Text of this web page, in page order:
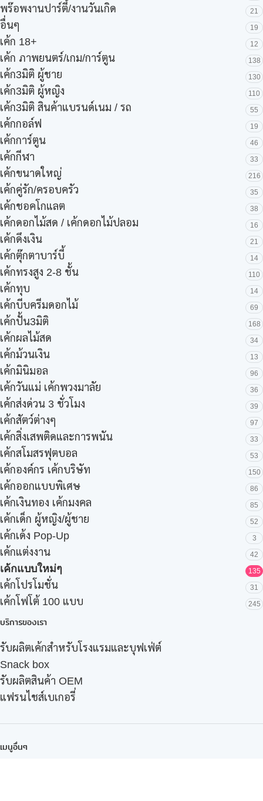
พร๊อพงานปาร์ตี้/งานวันเกิด 21
อื่นๆ 19
เค้ก 18+ 12
เค้ก ภาพยนตร์/เกม/การ์ตูน 138
เค้ก3มิติ ผู้ชาย 130
เค้ก3มิติ ผู้หญิง 110
เค้ก3มิติ สินค้าแบรนด์เนม / รถ 55
เค้กกอล์ฟ 19
เค้กการ์ตูน 46
เค้กกีฬา 33
เค้กขนาดใหญ่ 216
เค้กคู่รัก/ครอบครัว 35
เค้กชอคโกแลต 38
เค้กดอกไม้สด / เค้กดอกไม้ปลอม 16
เค้กดึงเงิน 21
เค้กตุ๊กตาบาร์บี้ 14
เค้กทรงสูง 2-8 ชั้น 110
เค้กทุบ 14
เค้กบีบครีมดอกไม้ 69
เค้กปั้น3มิติ 168
เค้กผลไม้สด 34
เค้กม้วนเงิน 13
เค้กมินิมอล 96
เค้กวันแม่ เค้กพวงมาลัย 36
เค้กส่งด่วน 3 ชั่วโมง 39
เค้กสัตว์ต่างๆ 97
เค้กสิ่งเสพติดและการพนัน 33
เค้กสโมสรฟุตบอล 53
เค้กองค์กร เค้กบริษัท 150
เค้กออกแบบพิเศษ 86
เค้กเงินทอง เค้กมงคล 85
เค้กเด็ก ผู้หญิง/ผู้ชาย 52
เค้กเด้ง Pop-Up 3
เค้กแต่งงาน 42
เค้กแบบใหม่ๆ 135
เค้กโปรโมชั่น 31
เค้กโฟโต้ 100 แบบ 245
บริการของเรา
รับผลิตเค้กสำหรับโรงแรมและบุฟเฟ่ต์
Snack box
รับผลิตสินค้า OEM
แฟรนไชส์เบเกอรี่
เมนูอื่นๆ